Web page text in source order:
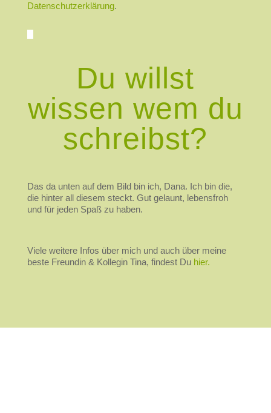
Datenschutzerklärung.
Du willst
wissen wem du
schreibst?
Das da unten auf dem Bild bin ich, Dana. Ich bin die,
die hinter all diesem steckt. Gut gelaunt, lebensfroh
und für jeden Spaß zu haben.
Viele weitere Infos über mich und auch über meine
beste Freundin & Kollegin Tina, findest Du hier.